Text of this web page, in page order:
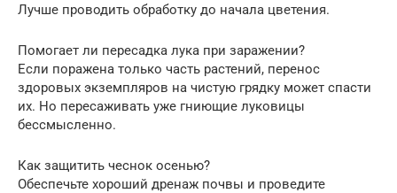
Лучше проводить обработку до начала цветения.
Помогает ли пересадка лука при заражении?
Если поражена только часть растений, перенос
здоровых экземпляров на чистую грядку может спасти
их. Но пересаживать уже гниющие луковицы
бессмысленно.
Как защитить чеснок осенью?
Обеспечьте хороший дренаж почвы и проведите